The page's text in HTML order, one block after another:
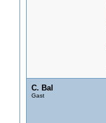
C. Bal
Gast